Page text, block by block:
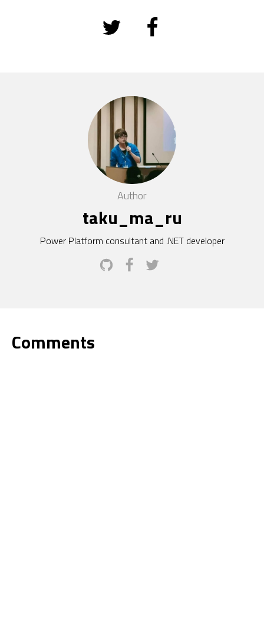
Author
taku_ma_ru
Power Platform consultant and .NET developer
Comments